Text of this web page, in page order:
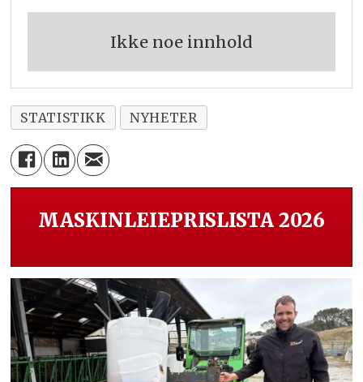
Ikke noe innhold
STATISTIKK NYHETER
MASKINLEIEPRISLISTA 2026